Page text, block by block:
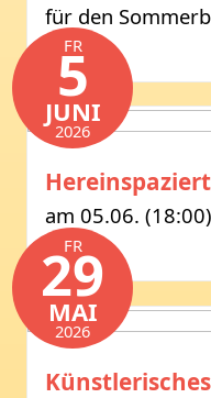
für den
FR
5
JUNI
2026
am 05.06.
FR
29
MAI
2026